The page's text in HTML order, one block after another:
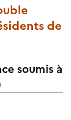
de
soumis à